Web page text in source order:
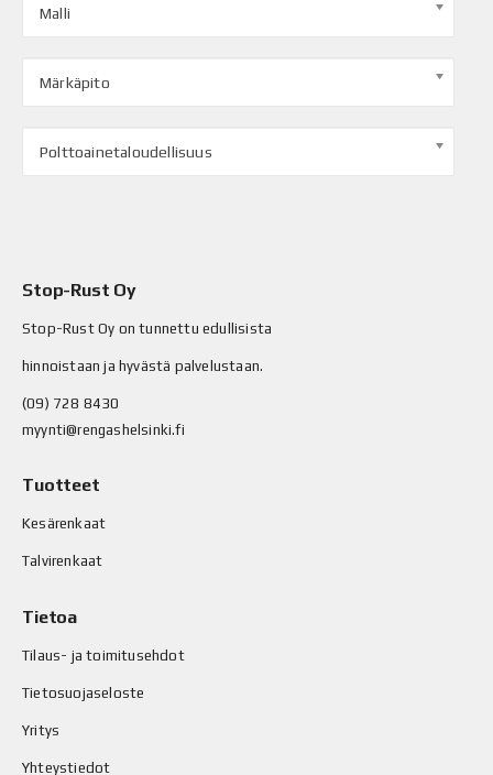
Malli
Märkäpito
Polttoainetaloudellisuus
Stop-Rust Oy
Stop-Rust Oy on tunnettu edullisista
hinnoistaan ja hyvästä palvelustaan.
(09) 728 8430
myynti@rengashelsinki.fi
Tuotteet
Kesärenkaat
Talvirenkaat
Tietoa
Tilaus- ja toimitusehdot
Tietosuojaseloste
Yritys
Yhteystiedot